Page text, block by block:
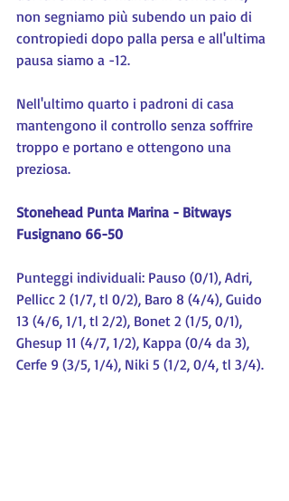
non segniamo più subendo un paio di
contropiedi dopo palla persa e all'ultima
pausa siamo a -12.
Nell'ultimo quarto i padroni di casa
mantengono il controllo senza soffrire
troppo e portano e ottengono una
preziosa.
Stonehead Punta Marina - Bitways
Fusignano 66-50
Punteggi individuali: Pauso (0/1), Adri,
Pellicc 2 (1/7, tl 0/2), Baro 8 (4/4), Guido
13 (4/6, 1/1, tl 2/2), Bonet 2 (1/5, 0/1),
Ghesup 11 (4/7, 1/2), Kappa (0/4 da 3),
Cerfe 9 (3/5, 1/4), Niki 5 (1/2, 0/4, tl 3/4).